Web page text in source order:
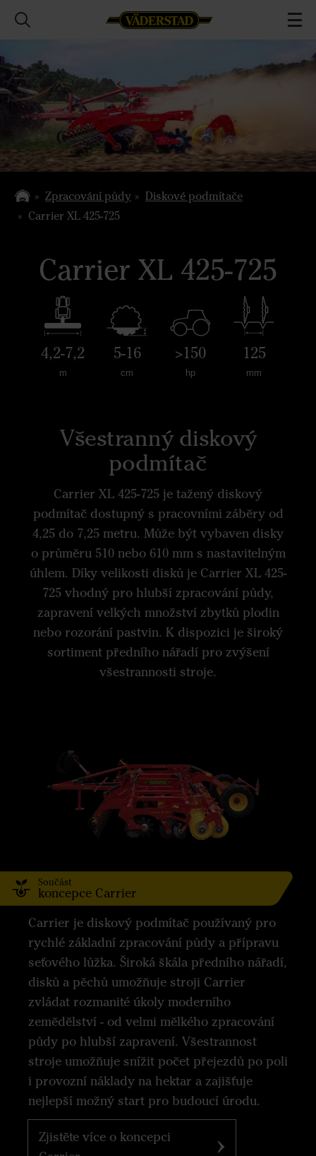
Zpracování půdy
Diskové podmítače
Carrier XL 425-725
Carrier XL 425-725
4,2-7,2
m
5-16
cm
>150
hp
125
mm
Všestranný diskový
podmítač
Carrier XL 425-725 je tažený diskový
podmítač dostupný s pracovními záběry od
4,25 do 7,25 metru. Může být vybaven disky
o průměru 510 nebo 610 mm s nastavitelným
úhlem. Díky velikosti disků je Carrier XL 425-
725 vhodný pro hlubší zpracování půdy,
zapravení velkých množství zbytků plodin
nebo rozorání pastvin. K dispozici je široký
sortiment předního nářadí pro zvýšení
všestrannosti stroje.
Součást
koncepce Carrier
Carrier je diskový podmítač používaný pro
rychlé základní zpracování půdy a přípravu
seťového lůžka. Široká škála předního nářadí,
disků a pěchů umožňuje stroji Carrier
zvládat rozmanité úkoly moderního
zemědělství - od velmi mělkého zpracování
půdy po hlubší zapravení. Všestrannost
stroje umožňuje snížit počet přejezdů po poli
i provozní náklady na hektar a zajišťuje
nejlepší možný start pro budoucí úrodu.
Zjistěte více o koncepci